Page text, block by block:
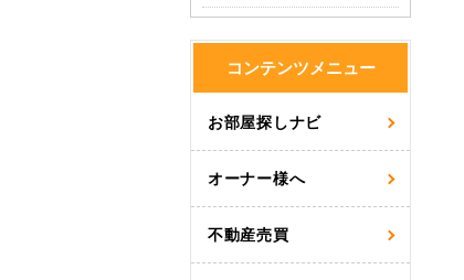
コンテンツメニュー
お部屋探しナビ
オーナー様へ
不動産売買